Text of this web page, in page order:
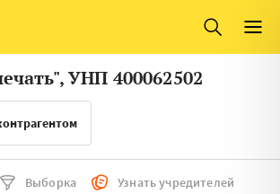
Литва
УНП 400062502
Выборка
Узнать учредителей